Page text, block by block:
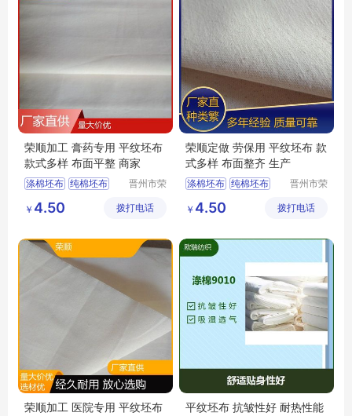
荣顺加工 膏药专用 平纹坯布
款式多样 布面平整 商家
涤棉坯布 纯棉坯布
平纹坯布
晋州市荣
限公司
￥ 4.50 拨打电话
荣顺定做 劳保用 平纹坯布 款
式多样 布面整齐 生产
涤棉坯布 纯棉坯布
平纹坯布
晋州市荣
限公司
￥ 4.50 拨打电话
荣顺加工 医院专用 平纹坯布
平纹坯布 抗皱性好 耐热性能